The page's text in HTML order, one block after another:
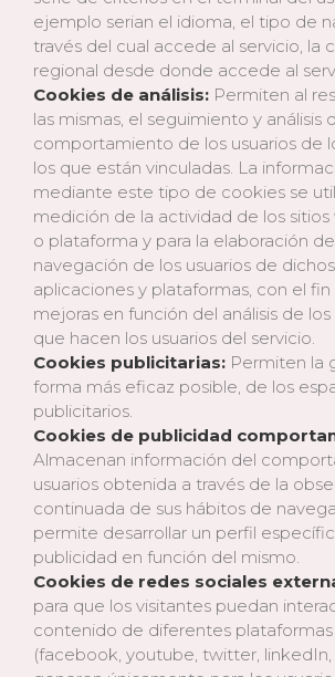
ejemplo serian el idioma, el tipo de
través del cual accede al servicio, la
regional desde donde accede al
Cookies de análisis: Permiten al
las mismas, el seguimiento y análisis
comportamiento de los usuarios de
los que están vinculadas. La
mediante este tipo de cookies se
medición de la actividad de los
o plataforma y para la elaboración
navegación de los usuarios de
aplicaciones y plataformas, con el
mejoras en función del análisis de
que hacen los usuarios del servicio.
Cookies publicitarias: Permiten la
forma más eficaz posible, de los
publicitarios.
Cookies de publicidad
Almacenan información del
usuarios obtenida a través de la
continuada de sus hábitos de
permite desarrollar un perfil
publicidad en función del mismo.
Cookies de redes sociales
para que los visitantes puedan
contenido de diferentes plataformas
(facebook, youtube, twitter, linkedIn,